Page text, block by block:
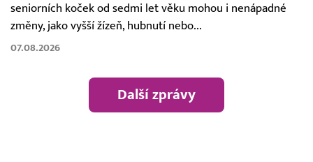
seniorních koček od sedmi let věku mohou i nenápadné
změny, jako vyšší žízeň, hubnutí nebo...
07.08.2026
Další zprávy